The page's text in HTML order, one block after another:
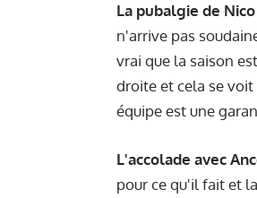
La pubalgie de
n'arrive pas
vrai que la saison
droite et cela se voit
équipe est une
L'accolade avec
pour ce qu'il fait et